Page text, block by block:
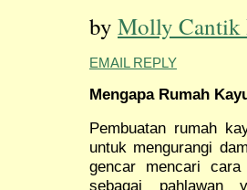
by Molly Cantik
EMAIL REPLY
Mengapa Rumah
Pembuatan rumah
untuk mengurangi
gencar mencari
sebagai